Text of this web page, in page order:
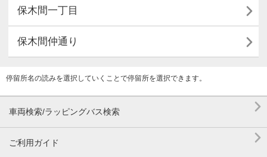
保木間一丁目 
保木間仲通り 
停留所名の読みを選択していくことで停留所を選択できます。
車両検索/ラッピングバス検索 
ご利用ガイド 